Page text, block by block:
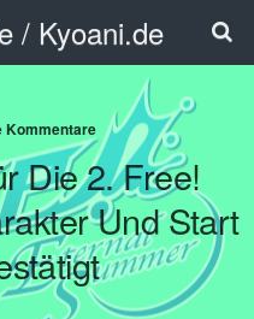
/ Kyoani.de
Kommentare
Die 2. Free!
Und Start